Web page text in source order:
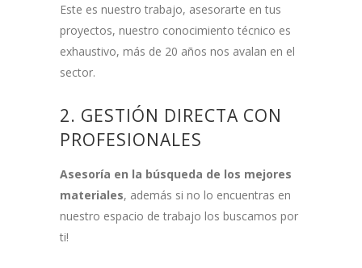
Este es nuestro trabajo, asesorarte en tus
proyectos, nuestro conocimiento técnico es
exhaustivo, más de 20 años nos avalan en el
sector.
2. GESTIÓN DIRECTA CON
PROFESIONALES
Asesoría en la búsqueda de los mejores
materiales, además si no lo encuentras en
nuestro espacio de trabajo los buscamos por
ti!